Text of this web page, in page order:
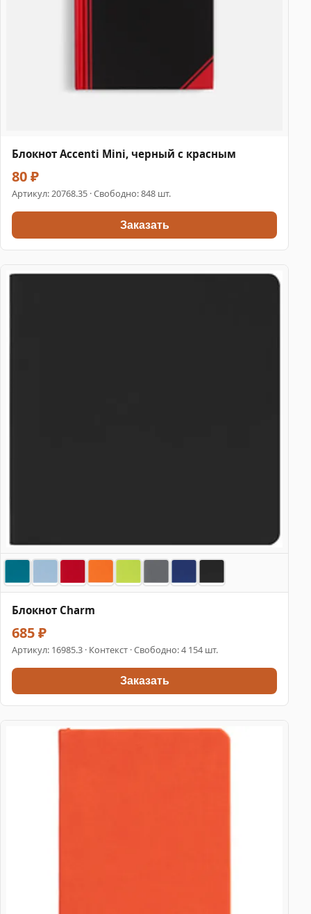
Блокнот Accenti Mini, черный с красным
80 ₽
Артикул:20768.35 · Свободно: 848 шт.
Заказать
Блокнот Charm
685 ₽
Артикул: 16985.3 · Контекст · Свободно: 4 154 шт.
Заказать